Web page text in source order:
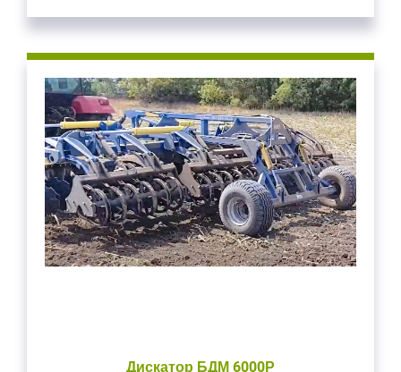
Дискатор БДМ 6000Р
Забыли пароль?
ВОЙТИ